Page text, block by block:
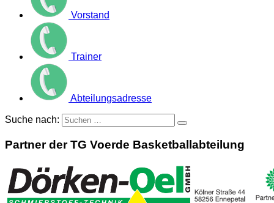
Vorstand
Trainer
Abteilungsadresse
Suche nach:
Partner der TG Voerde Basketballabteilung